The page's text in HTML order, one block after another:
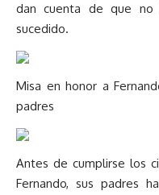
dan cuenta de que no
sucedido.
Misa en honor a
padres
Antes de cumplirse los
Fernando, sus padres